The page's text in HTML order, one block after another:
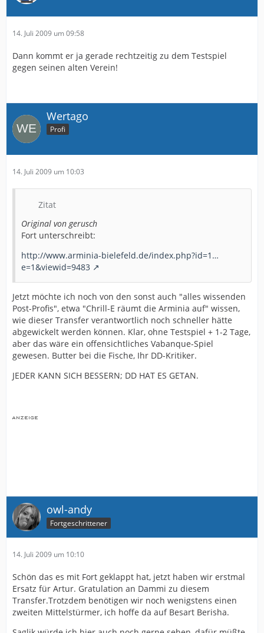
14. Juli 2009 um 09:58
Dann kommt er ja gerade rechtzeitig zu dem Testspiel
gegen seinen alten Verein!
Wertago
Profi
14. Juli 2009 um 10:03
Zitat
Original von gerusch
Fort unterschreibt:
http://www.arminia-bielefeld.de/index.php?id=1…
e=1&viewid=9483
Jetzt möchte ich noch von den sonst auch "alles wissenden
Post-Profis", etwa "Chrill-E räumt die Arminia auf" wissen,
wie dieser Transfer verantwortlich noch schneller hätte
abgewickelt werden können. Klar, ohne Testspiel + 1-2 Tage,
aber das wäre ein offensichtliches Vabanque-Spiel
gewesen. Butter bei die Fische, Ihr DD-Kritiker.
JEDER KANN SICH BESSERN; DD HAT ES GETAN.
owl-andy
Fortgeschrittener
14. Juli 2009 um 10:10
Schön das es mit Fort geklappt hat, jetzt haben wir erstmal
Ersatz für Artur. Gratulation an Dammi zu diesem
Transfer.Trotzdem benötigen wir noch wenigstens einen
zweiten Mittelstürmer, ich hoffe da auf Besart Berisha.